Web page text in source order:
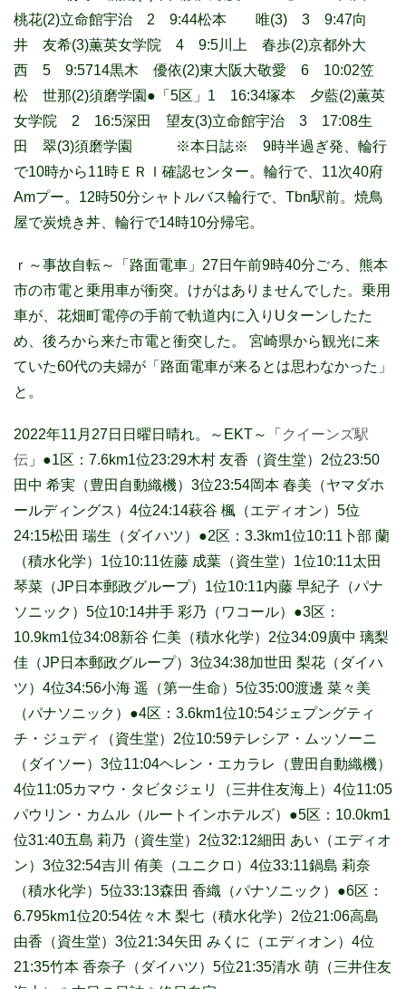
桃花(2)立命館宇治 2 9:44松本 唯(3) 3 9:47向
井 友希(3)薫英女学院 4 9:5川上 春歩(2)京都外大
西 5 9:5714黒木 優依(2)東大阪大敬愛 6 10:02笠
松 世那(2)須磨学園●「5区」1 16:34塚本 夕藍(2)薫英
女学院 2 16:5深田 望友(3)立命館宇治 3 17:08生
田 翠(3)須磨学園 ※本日誌※ 9時半過ぎ発、輪行
で10時から11時ＥＲＩ確認センター。輪行で、11次40府
Amプー。12時50分シャトルバス輪行で、Tbn駅前。焼鳥
屋で炭焼き丼、輪行で14時10分帰宅。
ｒ～事故自転～「路面電車」27日午前9時40分ごろ、熊本
市の市電と乗用車が衝突。けがはありませんでした。乗用
車が、花畑町電停の手前で軌道内に入りUターンしたた
め、後ろから来た市電と衝突した。 宮崎県から観光に来
ていた60代の夫婦が「路面電車が来るとは思わなかった」
と。
2022年11月27日日曜日晴れ。～EKT～「 クイーンズ駅
伝 」●1区：7.6km1位23:29木村 友香（資生堂）2位23:50
田中 希実（豊田自動織機）3位23:54岡本 春美（ヤマダホ
ールディングス）4位24:14萩谷 楓（エディオン）5位
24:15松田 瑞生（ダイハツ）●2区：3.3km1位10:11卜部 蘭
（積水化学）1位10:11佐藤 成葉（資生堂）1位10:11太田
琴菜（JP日本郵政グループ）1位10:11内藤 早紀子（パナ
ソニック）5位10:14井手 彩乃（ワコール）●3区：
10.9km1位34:08新谷 仁美（積水化学）2位34:09廣中 璃梨
佳（JP日本郵政グループ）3位34:38加世田 梨花（ダイハ
ツ）4位34:56小海 遥（第一生命）5位35:00渡邊 菜々美
（パナソニック）●4区：3.6km1位10:54ジェプングティ
チ・ジュディ（資生堂）2位10:59テレシア・ムッソーニ
（ダイソー）3位11:04ヘレン・エカラレ（豊田自動織機）
4位11:05カマウ・タビタジェリ（三井住友海上）4位11:05
パウリン・カムル（ルートインホテルズ）●5区：10.0km1
位31:40五島 莉乃（資生堂）2位32:12細田 あい（エディオ
ン）3位32:54吉川 侑美（ユニクロ）4位33:11鍋島 莉奈
（積水化学）5位33:13森田 香織（パナソニック）●6区：
6.795km1位20:54佐々木 梨七（積水化学）2位21:06高島
由香（資生堂）3位21:34矢田 みくに（エディオン）4位
21:35竹本 香奈子（ダイハツ）5位21:35清水 萌（三井住友